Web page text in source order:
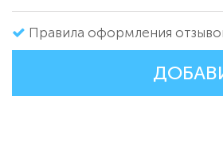
Правила оформления